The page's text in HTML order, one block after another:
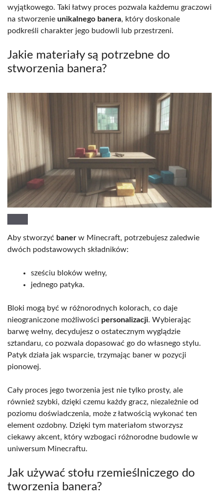
wyjątkowego. Taki łatwy proces pozwala każdemu graczowi
na stworzenie unikalnego banera, który doskonale
podkreśli charakter jego budowli lub przestrzeni.
Jakie materiały są potrzebne do
stworzenia banera?
Aby stworzyć baner w Minecraft, potrzebujesz zaledwie
dwóch podstawowych składników:
sześciu bloków wełny,
jednego patyka.
Bloki mogą być w różnorodnych kolorach, co daje
nieograniczone możliwości personalizacji. Wybierając
barwę wełny, decydujesz o ostatecznym wyglądzie
sztandaru, co pozwala dopasować go do własnego stylu.
Patyk działa jak wsparcie, trzymając baner w pozycji
pionowej.
Cały proces jego tworzenia jest nie tylko prosty, ale
również szybki, dzięki czemu każdy gracz, niezależnie od
poziomu doświadczenia, może z łatwością wykonać ten
element ozdobny. Dzięki tym materiałom stworzysz
ciekawy akcent, który wzbogaci różnorodne budowle w
uniwersum Minecraftu.
Jak używać stołu rzemieślniczego do
tworzenia banera?